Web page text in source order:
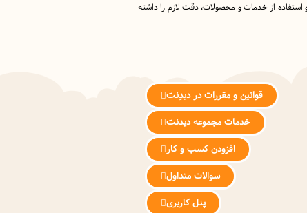
استفاده از خدمات و محصولات، دقت لازم را داشته
قوانین و مقررات در دیدِنت
خدمات مجموعه دیدنت
افزودن کسب و کار
سوالات متداول
پنل کاربری